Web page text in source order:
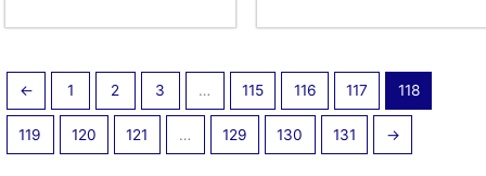
← 1 2 3 … 115 116 117 118
119 120 121 … 129 130 131 →